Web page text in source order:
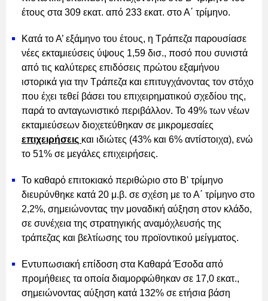
έτους στα 309 εκατ. από 233 εκατ. στο Α΄ τρίμηνο.
Κατά το Α’ εξάμηνο του έτους, η Τράπεζα παρουσίασε
νέες εκταμιεύσεις ύψους 1,59 δισ., ποσό που συνιστά
από τις καλύτερες επιδόσεις πρώτου εξαμήνου
ιστορικά για την Τράπεζα και επιτυγχάνοντας τον στόχο
που έχει τεθεί βάσει του επιχειρηματικού σχεδίου της,
παρά το ανταγωνιστικό περιβάλλον. Το 49% των νέων
εκταμιεύσεων διοχετεύθηκαν σε μικρομεσαίες
επιχειρήσεις και ιδιώτες (43% και 6% αντίστοιχα), ενώ
το 51% σε μεγάλες επιχειρήσεις.
Το καθαρό επιτοκιακό περιθώριο στο Β' τρίμηνο
διευρύνθηκε κατά 20 μ.β. σε σχέση με το Α΄ τρίμηνο στο
2,2%, σημειώνοντας την μοναδική αύξηση στον κλάδο,
σε συνέχεια της στρατηγικής αναμόχλευσής της
τράπεζας και βελτίωσης του προϊοντικού μείγματος.
Εντυπωσιακή επίδοση στα Καθαρά Έσοδα από
προμήθειες τα οποία διαμορφώθηκαν σε 17,0 εκατ.,
σημειώνοντας αύξηση κατά 132% σε ετήσια βάση